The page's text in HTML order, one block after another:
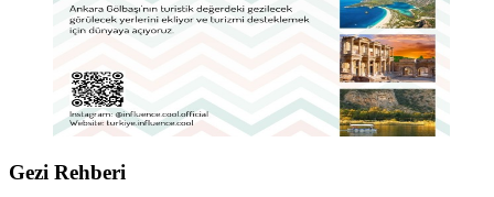
Gezi Rehberi